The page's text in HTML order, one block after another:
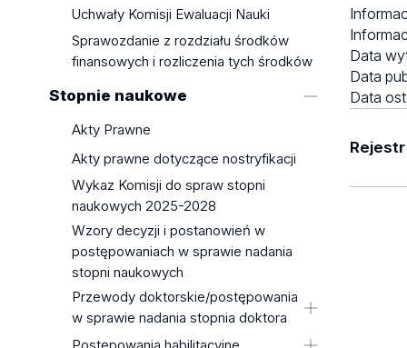
2024/2025
Rules for collection fees
authentication of documents
Wydział Filozoficzno-Historyczny
Wydział Fizyki i Informatyki
Stosowanej
Wydział Nauk Geograficznych
Wydział Nauk o Wychowaniu
Wydział Prawa i Administracji
Wydział Studiów
Międzynarodowych i
Politologicznych
Wydział Zarządzania
Filia Uniwersytetu Łódzkiego w
Tomaszowie Mazowieckim
Szkoła Doktorska Nauk
Humanistycznych
Szkoła Doktorska BioMedChem
Polskiej Akademii Nauk w Łodzi
Szkoła Doktorska Nauk
Szkoła Doktorska Nauk Ścisłych i
Przyrodniczych
Zasady i tryb przyjmowania do
szkoły doktorskiej
Wzory dokumentów związanych ze
sprawowaniem funkcji promotora w
szkołach doktorskich Uniwersytetu
Łódzkiego
Uchwały Komisji Ewaluacji Nauki
Sprawozdanie z rozdziału środków
finansowych i rozliczenia tych środków
Stopnie naukowe
Akty Prawne
Akty prawne dotyczące nostryfikacji
Wykaz Komisji do spraw stopni
naukowych 2025-2028
Wzory decyzji i postanowień w
postępowaniach w sprawie nadania
stopni naukowych
Przewody doktorskie/postępowania
w sprawie nadania stopnia doktora
mgr Jakub Fabiś
Data
Data
Data